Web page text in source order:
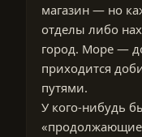
магазин — но
отделы либо
город. Море —
приходится
путями.
У кого-нибудь